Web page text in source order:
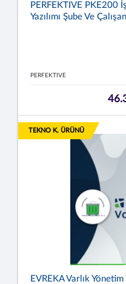
PERFEKTIVE PKE200
Yazılımı Şube Ve
PERFEKTIVE
TEKNO K. ÜRÜNÜ
EVREKA Varlık Yönetim